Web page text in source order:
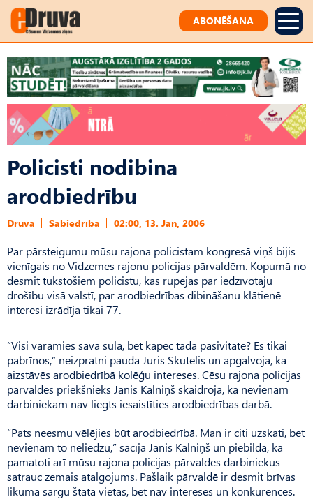
ABONĒŠANA
Policisti nodibina
arodbiedrību
Druva Sabiedrība 02:00, 13. Jan, 2006
Par pārsteigumu mūsu rajona policistam kongresā viņš bijis
vienīgais no Vidzemes rajonu policijas pārvaldēm. Kopumā no
desmit tūkstošiem policistu, kas rūpējas par iedzīvotāju
drošību visā valstī, par arodbiedrības dibināšanu klātienē
interesi izrādīja tikai 77.
“Visi vārāmies savā sulā, bet kāpēc tāda pasivitāte? Es tikai
pabrīnos,” neizpratni pauda Juris Skutelis un apgalvoja, ka
aizstāvēs arodbiedrībā kolēģu intereses. Cēsu rajona policijas
pārvaldes priekšnieks Jānis Kalniņš skaidroja, ka nevienam
darbiniekam nav liegts iesaistīties arodbiedrības darbā.
“Pats neesmu vēlējies būt arodbiedrībā. Man ir citi uzskati, bet
nevienam to neliedzu,” sacīja Jānis Kalniņš un piebilda, ka
pamatoti arī mūsu rajona policijas pārvaldes darbiniekus
satrauc zemais atalgojums. Pašlaik pārvaldē ir desmit brīvas
likuma sargu štata vietas, bet nav intereses un konkurences.